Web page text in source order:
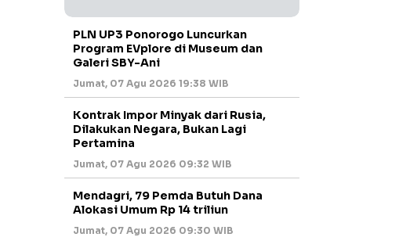
PLN UP3 Ponorogo Luncurkan
Program EVplore di Museum dan
Galeri SBY-Ani
Jumat, 07 Agu 2026 19:38 WIB
Kontrak Impor Minyak dari Rusia,
Dilakukan Negara, Bukan Lagi
Pertamina
Jumat, 07 Agu 2026 09:32 WIB
Mendagri, 79 Pemda Butuh Dana
Alokasi Umum Rp 14 triliun
Jumat, 07 Agu 2026 09:30 WIB